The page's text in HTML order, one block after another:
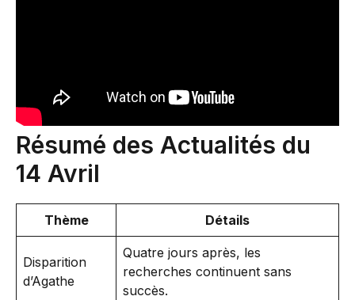
Résumé des Actualités du
14 Avril
Thème Détails
Disparition
d’Agathe
Quatre jours après, les
recherches continuent sans
succès.